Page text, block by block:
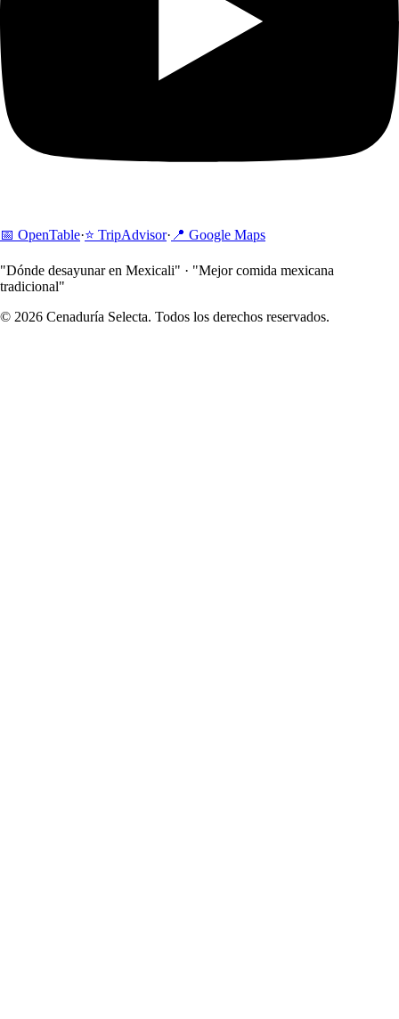
📅 OpenTable·⭐ TripAdvisor· 📍 Google Maps
"Dónde desayunar en Mexicali" · "Mejor comida mexicana
tradicional"
© 2026 Cenaduría Selecta. Todos los derechos reservados.